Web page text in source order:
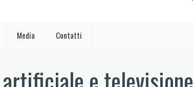
Media Contatti